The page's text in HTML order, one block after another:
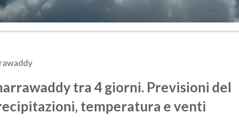
tra 4 giorni. Previsioni del
temperatura e venti